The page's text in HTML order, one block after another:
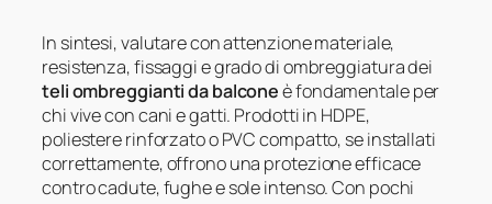
In sintesi, valutare con attenzione materiale,
resistenza, fissaggi e grado di ombreggiatura dei
teli ombreggianti da balconeè fondamentale per
chi vive con cani e gatti. Prodotti in HDPE,
poliestere rinforzato o PVC compatto, se installati
correttamente, offrono una protezione efficace
contro cadute, fughe e sole intenso. Con pochi